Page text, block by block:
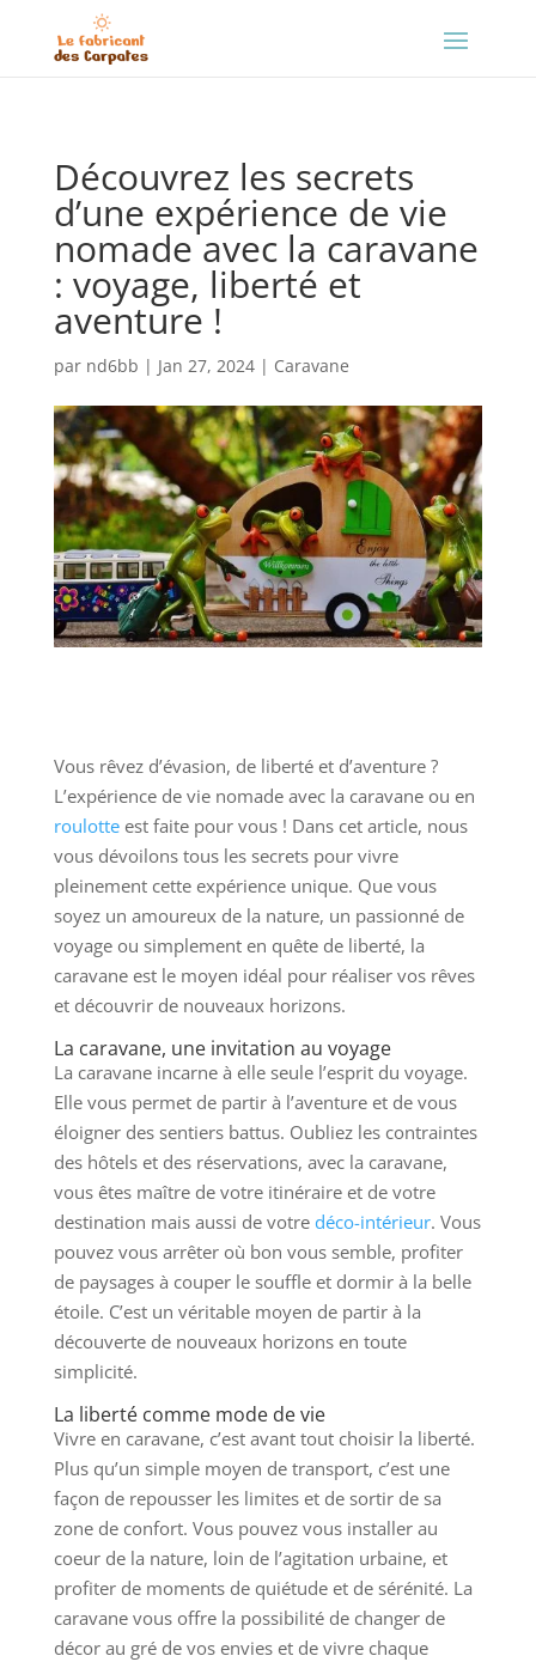
Découvrez les secrets
d’une expérience de vie
nomade avec la caravane
: voyage, liberté et
aventure !
par nd6bb | Jan 27, 2024| Caravane
Vous rêvez d’évasion, de liberté et d’aventure ?
L’expérience de vie nomade avec la caravane ou en
roulotteest faite pour vous ! Dans cet article, nous
vous dévoilons tous les secrets pour vivre
pleinement cette expérience unique. Que vous
soyez un amoureux de la nature, un passionné de
voyage ou simplement en quête de liberté, la
caravane est le moyen idéal pour réaliser vos rêves
et découvrir de nouveaux horizons.
La caravane, une invitation au voyage
La caravane incarne à elle seule l’esprit du voyage.
Elle vous permet de partir à l’aventure et de vous
éloigner des sentiers battus. Oubliez les contraintes
des hôtels et des réservations, avec la caravane,
vous êtes maître de votre itinéraire et de votre
destination mais aussi de votre déco-intérieur. Vous
pouvez vous arrêter où bon vous semble, profiter
de paysages à couper le souffle et dormir à la belle
étoile. C’est un véritable moyen de partir à la
découverte de nouveaux horizons en toute
simplicité.
La liberté comme mode de vie
Vivre en caravane, c’est avant tout choisir la liberté.
Plus qu’un simple moyen de transport, c’est une
façon de repousser les limites et de sortir de sa
zone de confort. Vous pouvez vous installer au
coeur de la nature, loin de l’agitation urbaine, et
profiter de moments de quiétude et de sérénité. La
caravane vous offre la possibilité de changer de
décor au gré de vos envies et de vivre chaque